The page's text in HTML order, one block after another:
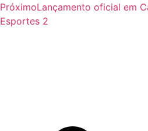
PróximoLançamento oficial em
Esportes 2